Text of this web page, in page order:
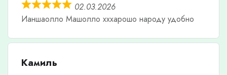
02.03.2026
Ианшаолло Машолло хххарошо народу удобно
Камиль